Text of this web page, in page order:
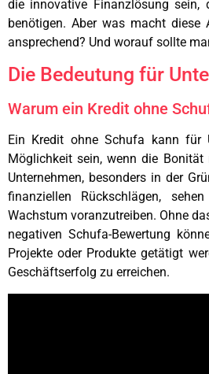
die innovative Finanzlösung sein,
benötigen. Aber was macht diese
ansprechend? Und worauf sollte
Die Bedeutung für
Warum ein Kredit ohne
Ein Kredit ohne Schufa kann für
Möglichkeit sein, wenn die
Unternehmen, besonders in der
finanziellen Rückschlägen,
Wachstum voranzutreiben. Ohne
negativen Schufa-Bewertung
Projekte oder Produkte getätigt
Geschäftserfolg zu erreichen.